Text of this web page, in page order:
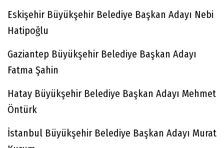
Eskişehir Büyükşehir Belediye Başkan Adayı Nebi
Hatipoğlu
Gaziantep Büyükşehir Belediye Başkan Adayı
Fatma Şahin
Hatay Büyükşehir Belediye Başkan Adayı Mehmet
Öntürk
İstanbul Büyükşehir Belediye Başkan Adayı Murat